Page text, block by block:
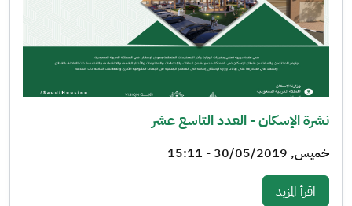
نشرة الإسكان - العدد التاسع عشر
خميس, 30/05/2019 - 15:11
اقرأ المزيد: نشرة الإسكان - العدد التاسع عشر